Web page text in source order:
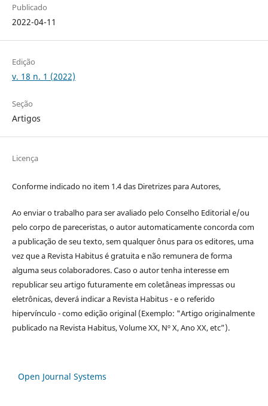
Publicado
2022-04-11
Edição
v. 18 n. 1 (2022)
Seção
Artigos
Licença
Conforme indicado no item 1.4 das Diretrizes para Autores,
Ao enviar o trabalho para ser avaliado pelo Conselho Editorial e/ou
pelo corpo de pareceristas, o autor automaticamente concorda com
a publicação de seu texto, sem qualquer ônus para os editores, uma
vez que a Revista Habitus é gratuita e não remunera de forma
alguma seus colaboradores. Caso o autor tenha interesse em
republicar seu artigo futuramente em coletâneas impressas ou
eletrônicas, deverá indicar a Revista Habitus - e o referido
hipervínculo - como edição original (Exemplo: "Artigo originalmente
publicado na Revista Habitus, Volume XX, Nº X, Ano XX, etc”).
Open Journal Systems